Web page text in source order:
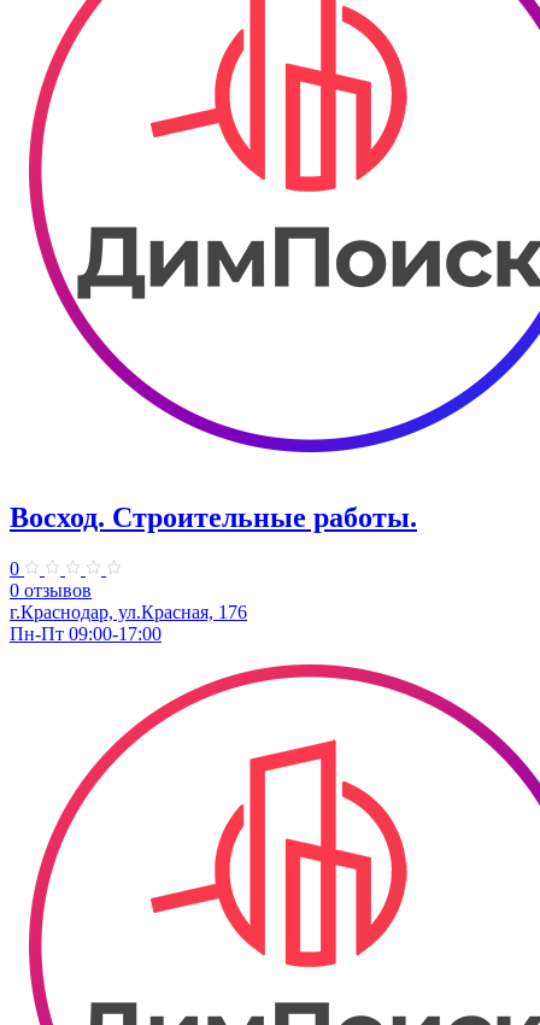
Восход. Строительные работы.
0
0 отзывов
г.Краснодар, ул.Красная, 176
Пн-Пт 09:00-17:00